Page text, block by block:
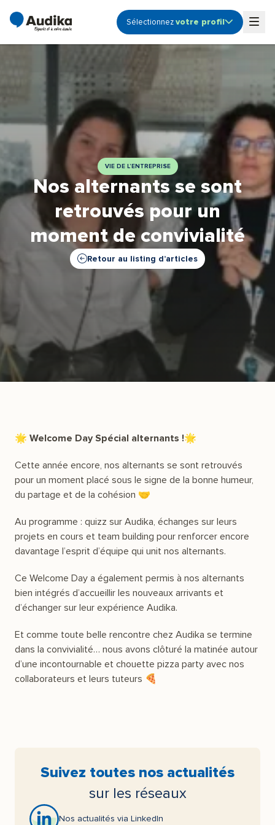
Sélectionnezvotre profil
Ouvrir le sous-menu profile
Propriétaire de centre
VIE DE L’ENTREPRISE
Nos alternants se sont
retrouvés pour un
moment de convivialité
Retour au listing d’articles
🌟 Welcome Day Spécial alternants !🌟
Cette année encore, nos alternants se sont retrouvés
pour un moment placé sous le signe de la bonne humeur,
du partage et de la cohésion 🤝
Au programme : quizz sur Audika, échanges sur leurs
projets en cours et team building pour renforcer encore
davantage l’esprit d’équipe qui unit nos alternants.
Ce Welcome Day a également permis à nos alternants
bien intégrés d’accueillir les nouveaux arrivants et
d’échanger sur leur expérience Audika.
Et comme toute belle rencontre chez Audika se termine
dans la convivialité… nous avons clôturé la matinée autour
d’une incontournable et chouette pizza party avec nos
collaborateurs et leurs tuteurs 🍕
Suivez toutes nos actualités
sur les réseaux
Nos actualités via LinkedIn